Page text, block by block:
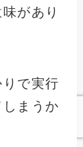
があり
で実行
まうか